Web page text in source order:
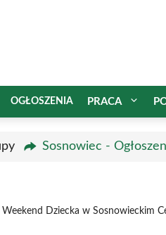
OGŁOSZENIA PRACA
Sosnowiec -
Dziecka w Sosnowieckim